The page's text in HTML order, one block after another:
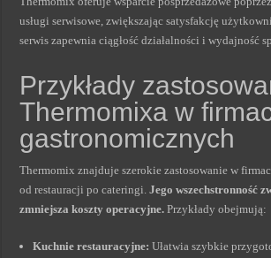
usługi serwisowe, zwiększając satysfakcję
serwis zapewnia ciągłość działalności i wydajność
Przykłady
Thermomixa w
gastronomicznych
Thermomix znajduje szerokie zastosowanie w
od restauracji po cateringi.Jego wszechstronność
zmniejsza koszty operacyjne. Przykłady obejmują:
Kuchnie restauracyjne: Ułatwia szybkie